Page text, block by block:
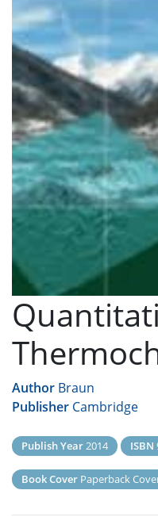
Author Braun
Publisher Cambridge
Publish Year2014 ISBN
Book Cover Paperback